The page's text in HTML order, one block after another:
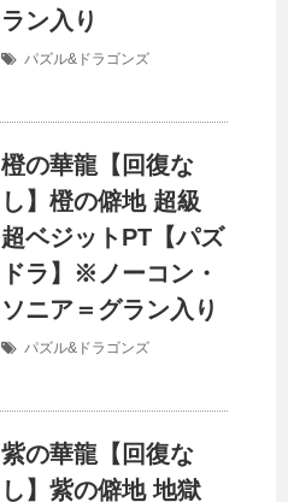
ラン入り
パズル&ドラゴンズ
橙の華龍【回復な
し】橙の僻地 超級
超ベジットPT【パズ
ドラ】※ノーコン・
ソニア＝グラン入り
パズル&ドラゴンズ
紫の華龍【回復な
し】紫の僻地 地獄